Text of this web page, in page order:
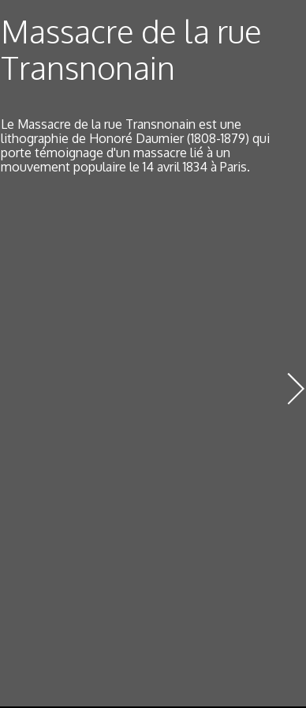
Massacre de la rue
Transnonain
Le Massacre de la rue Transnonain est une
lithographie de Honoré Daumier (1808-1879) qui
porte témoignage d'un massacre lié à un
mouvement populaire le 14 avril 1834 à Paris.